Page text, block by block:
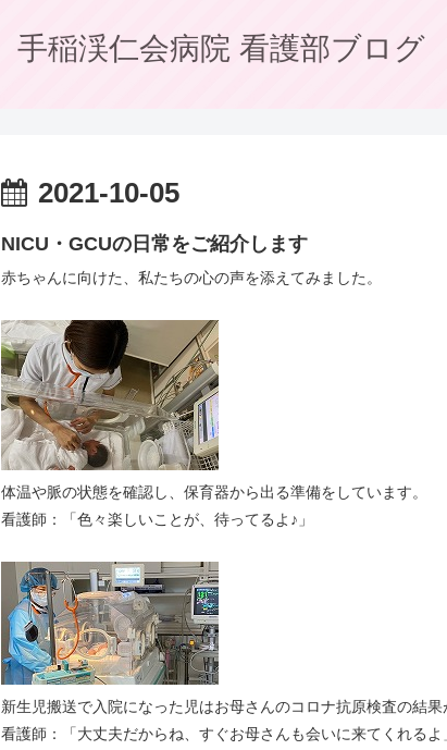
手稲渓仁会病院 看護部ブログ
2021-10-05
NICU・GCUの日常をご紹介します
赤ちゃんに向けた、私たちの心の声を添えてみました。
体温や脈の状態を確認し、保育器から出る準備をしています。
看護師：「色々楽しいことが、待ってるよ♪」
新生児搬送で入院になった児はお母さんのコロナ抗原検査の結
看護師：「大丈夫だからね、すぐお母さんも会いに来てくれるよ